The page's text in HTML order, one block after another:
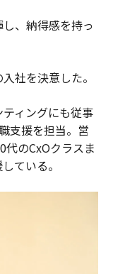
、納得感を持っ
社を決意した。
ィングにも従事
支援を担当。営
のCxOクラスま
ている。